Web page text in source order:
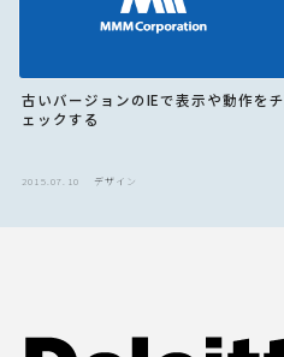
古いバージョンのIEで表示や動作をチ
ェックする
2015.07.10 デザイン